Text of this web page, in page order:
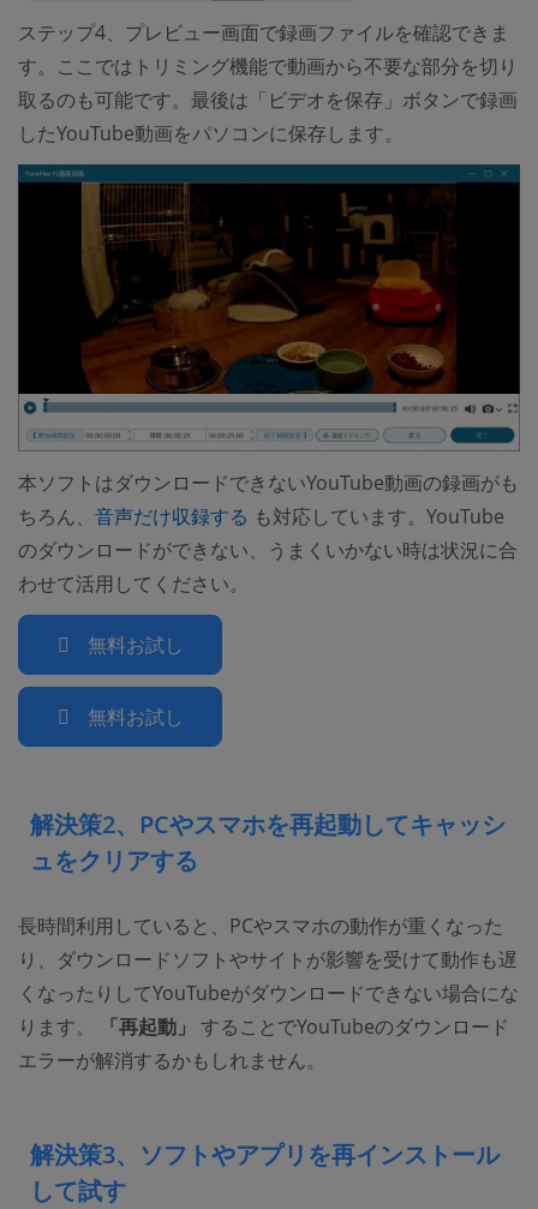
ステップ4、プレビュー画面で録画ファイルを確認できま
す。ここではトリミング機能で動画から不要な部分を切り
取るのも可能です。最後は「ビデオを保存」ボタンで録画
したYouTube動画をパソコンに保存します。
本ソフトはダウンロードできないYouTube動画の録画がも
ちろん、 音声だけ収録する (opens new window)
も対応しています。YouTube
のダウンロードができない、うまくいかない時は状況に合
わせて活用してください。
無料お試し
無料お試し
解決策2、PCやスマホを再起動してキャッシ
ュをクリアする
長時間利用していると、PCやスマホの動作が重くなった
り、ダウンロードソフトやサイトが影響を受けて動作も遅
くなったりしてYouTubeがダウンロードできない場合にな
ります。
「再起動」 することでYouTubeのダウンロード
エラーが解消するかもしれません。
解決策3、ソフトやアプリを再インストール
して試す